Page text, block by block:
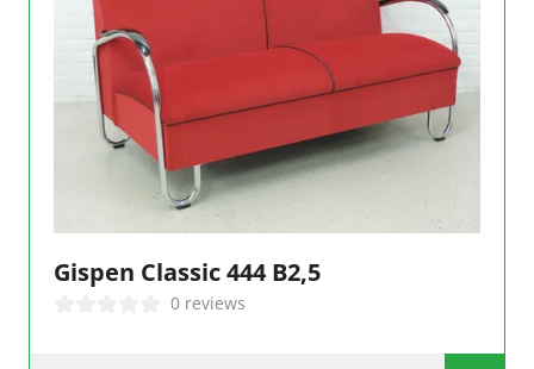
Gispen Classic 444 B2,5
0 reviews